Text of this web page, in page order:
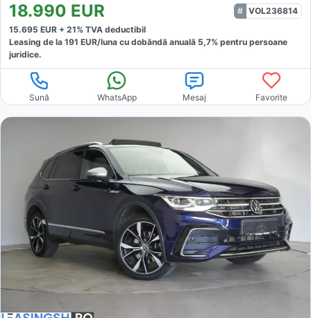
18.990 EUR
VOL236814
15.695 EUR + 21% TVA deductibil
Leasing de la 191 EUR/luna cu dobăndă anuală 5,7% pentru persoane
juridice.
Sună WhatsApp Mesaj Favorite